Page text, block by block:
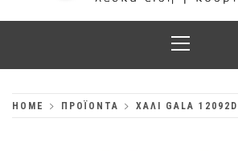
VENETIS
ΧΑΛΙΆ,
Menu
HOME ΠΡΟΪΌΝΤΑ ΧΑΛΙ GALA 12092D